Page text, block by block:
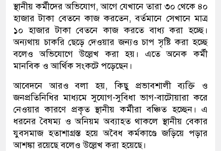
স্থানীয় কর্মীদের অভিযোগ, আগে যেখানে তারা ৩০ থেকে ৪০
হাজার টাকা বেতনে কাজ করতেন, বর্তমানে সেখানে মাত্র
১০ হাজার টাকা বেতনে কাজ করতে বাধ্য করা হচ্ছে।
অন্যথায় চাকরি ছেড়ে দেওয়ার জন্যও চাপ সৃষ্টি করা হচ্ছে
বলেও অভিযোগে উল্লেখ করা হয়। এতে অনেক কর্মী
মানবিক ও আর্থিক সংকটে পড়েছেন।
আবেদনে আরও বলা হয়, কিছু প্রভাবশালী ব্যক্তি ও
জনপ্রতিনিধির মাধ্যমে সুযোগ-সুবিধা ভাগ-বাটোয়ারা করে
নেওয়ার কারণে প্রকৃত স্থানীয় কর্মীরা বঞ্চিত হচ্ছেন। এ
ধরনের বৈষম্য ও অনিয়ম অব্যাহত থাকলে স্থানীয় বেকার
যুবসমাজ হতাশাগ্রস্ত হয়ে অবৈধ কর্মকাণ্ডে জড়িয়ে পড়ার
আশঙ্কা রয়েছে বলেও উল্লেখ করা হয়েছে।